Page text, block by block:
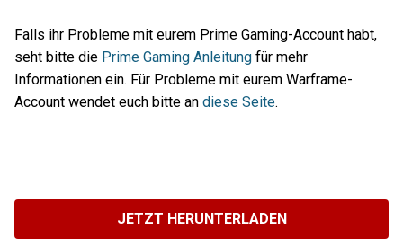
Falls ihr Probleme mit eurem Prime Gaming-Account habt,
seht bitte die Prime Gaming Anleitung für mehr
Informationen ein. Für Probleme mit eurem Warframe-
Account wendet euch bitte an diese Seite.
JETZT HERUNTERLADEN